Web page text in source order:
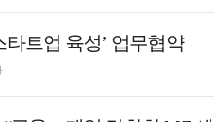
타트업 육성’ 업무협약